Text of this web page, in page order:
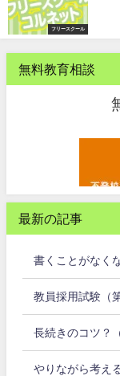
フリースクール
無料教育相談
最新の記事
書くことがなく
教員採用試験（
長続きのコツ？
やりながら考え